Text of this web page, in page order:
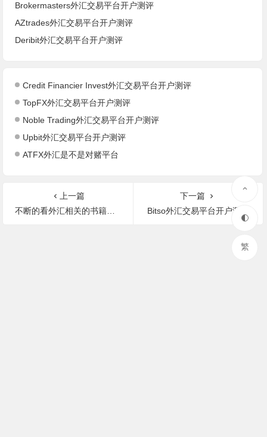
Brokermasters外汇交易平台开户测评
AZtrades外汇交易平台开户测评
Deribit外汇交易平台开户测评
Credit Financier Invest外汇交易平台开户测评
TopFX外汇交易平台开户测评
Noble Trading外汇交易平台开户测评
Upbit外汇交易平台开户测评
ATFX外汇是不是对赌平台
上一篇
不断的看外汇相关的书籍真的可以提高外汇交易的成功率吗
下一篇
Bitso外汇交易平台开户测评
繁